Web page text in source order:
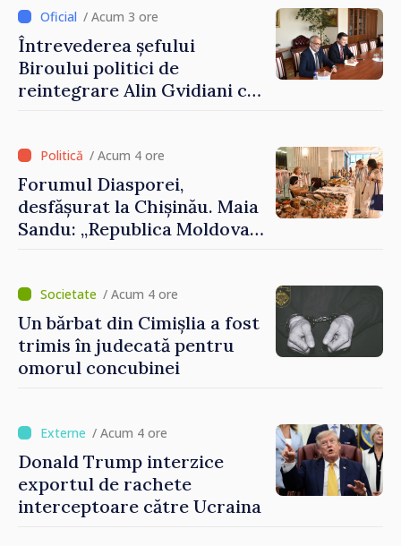
/ Acum 3 ore
Întrevederea șefului
Biroului politici de
reintegrare Alin Gvidiani cu
Crucii Roșii în Moldova
/ Acum 4 ore
Forumul Diasporei,
desfășurat la Chișinău. Maia
Sandu: „Republica Moldova
rol important în promovarea
și susținerea acestui
parcurs”
/ Acum 4 ore
Un bărbat din Cimișlia a fost
trimis în judecată pentru
omorul concubinei
/ Acum 4 ore
Donald Trump interzice
exportul de rachete
interceptoare către Ucraina